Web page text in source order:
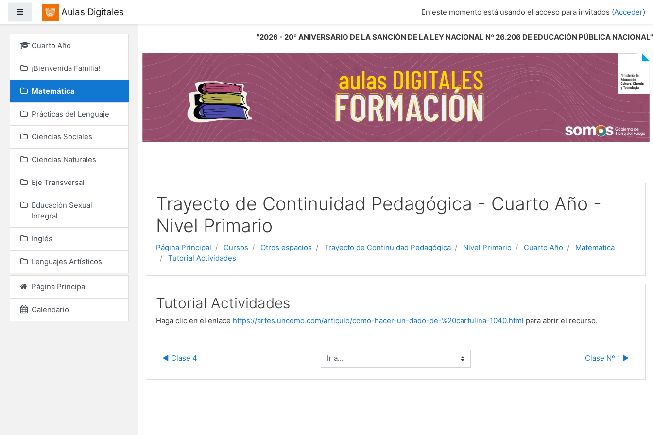
"2026 - 20º ANIVERSARIO DE LA SANCIÓN DE LA LEY NACIONAL Nº 26.206 DE EDUCACIÓN PÚBLICA NACIONAL"
Panel lateralAulas Digitales En este momento está usando el acceso para invitados (Acceder)
Trayecto de Continuidad Pedagógica - Cuarto Año -
Nivel Primario
Página Principal Cursos Otros espacios Trayecto de Continuidad Pedagógica Nivel Primario Cuarto Año
Matemática
Tutorial Actividades
Tutorial Actividades
Haga clic en el enlace https://artes.uncomo.com/articulo/como-hacer-un-dado-de-%20cartulina-1040.html para abrir el recurso.
◀︎ Clase 4 Ir a... Clase Nº 1 ▶︎
Cuarto Año
¡Bienvenida Familia!
Matemática
Prácticas del Lenguaje
Ciencias Sociales
Ciencias Naturales
Eje Transversal
Educación Sexual
Integral
Inglés
Lenguajes Artísticos
Página Principal
Calendario